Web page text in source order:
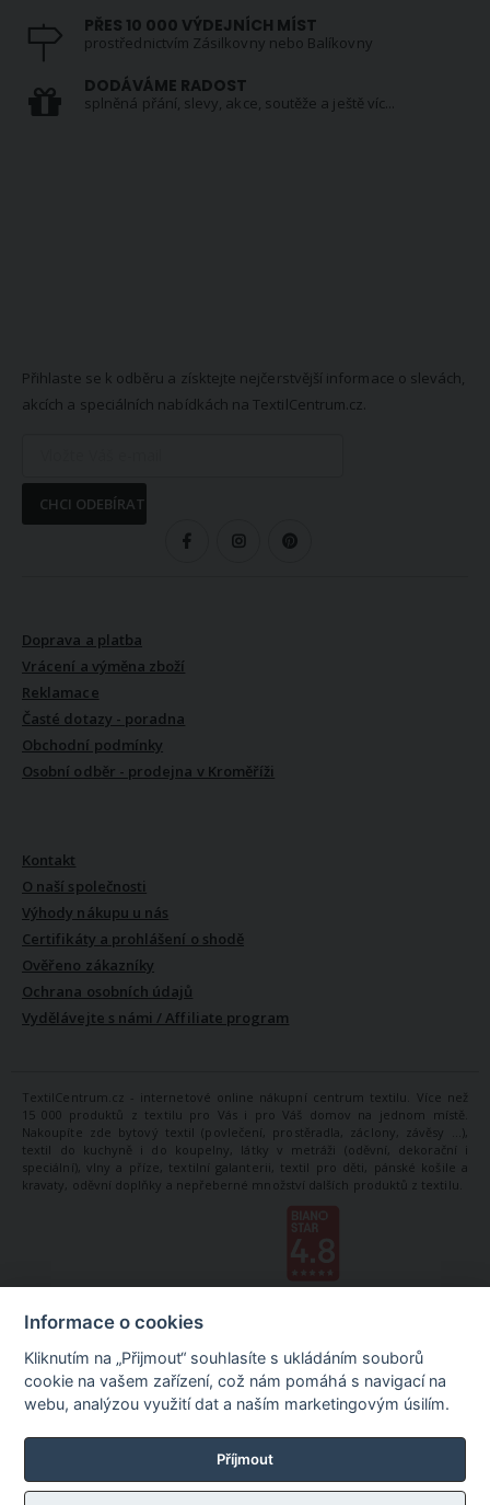
PŘES 10 000 VÝDEJNÍCH MÍST
prostřednictvím Zásilkovny nebo Balíkovny
DODÁVÁME RADOST
splněná přání, slevy, akce, soutěže a ještě víc...
Přihlaste se k odběru a získtejte nejčerstvější informace o slevách,
akcích a speciálních nabídkách na TextilCentrum.cz.
CHCI ODEBÍRAT
Doprava a platba
Vrácení a výměna zboží
Reklamace
Časté dotazy - poradna
Obchodní podmínky
Osobní odběr - prodejna v Kroměříži
Kontakt
O naší společnosti
Výhody nákupu u nás
Certifikáty a prohlášení o shodě
Ověřeno zákazníky
Ochrana osobních údajů
Vydělávejte s námi / Affiliate program
TextilCentrum.cz - internetové online nákupní centrum textilu. Více než
15 000 produktů z textilu pro Vás i pro Váš domov na jednom místě.
Nakoupíte zde bytový textil (povlečení, prostěradla, záclony, závěsy ...),
textil do kuchyně i do koupelny, látky v metráži (oděvní, dekorační i
speciální), vlny a příze, textilní galanterii, textil pro děti, pánské košile a
kravaty, oděvní doplňky a nepřeberné množství dalších produktů z textilu.
Informace o cookies
Kliknutím na „Přijmout“ souhlasíte s ukládáním souborů
cookie na vašem zařízení, což nám pomáhá s navigací na
webu, analýzou využití dat a naším marketingovým úsilím.
Příjmout